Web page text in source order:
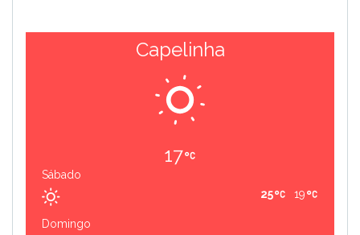
Capelinha
17
Sábado
19
25
Domingo